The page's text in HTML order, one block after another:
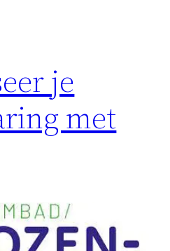
je
met